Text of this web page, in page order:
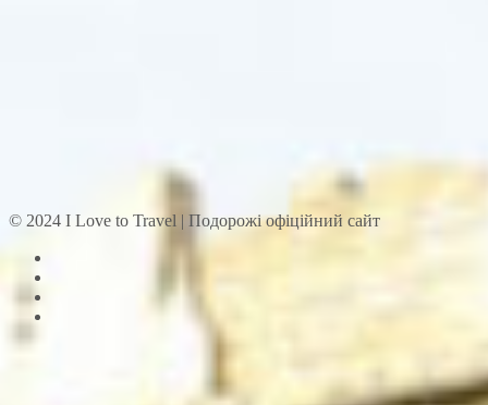
© 2024 I Love to Travel | Подорожі офіційний сайт